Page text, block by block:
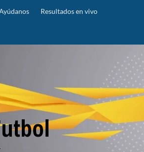
Resultados en vivo